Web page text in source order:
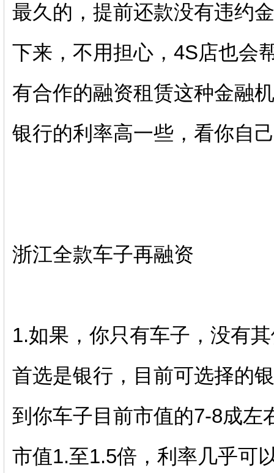
最久的，提前还款没有违约
下来，不用担心，4S店也会
有合作的融资租赁这种金融
银行的利率高一些，看你自
浙江全款车子再融资
1.如果，你只有车子，没有
首选是银行，目前可选择的
到你车子目前市值的7-8成左
市值1.至1.5倍，利率几乎可